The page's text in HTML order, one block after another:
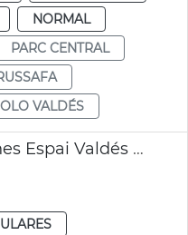
NORMAL
PARC CENTRAL
VALDÉS
Declaración intenciones Espai Valdés València